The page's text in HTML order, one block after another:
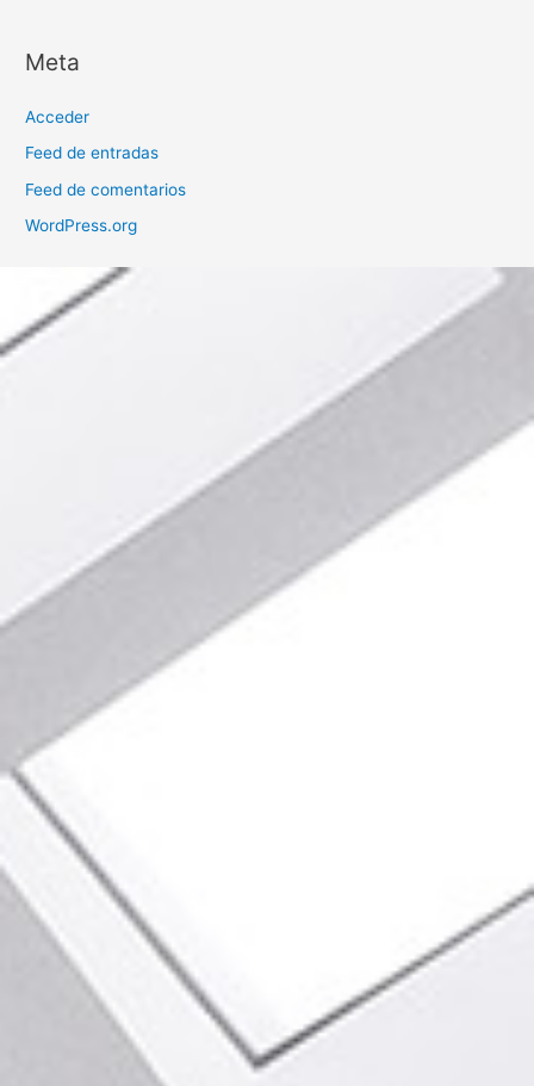
Meta
Acceder
Feed de entradas
Feed de comentarios
WordPress.org